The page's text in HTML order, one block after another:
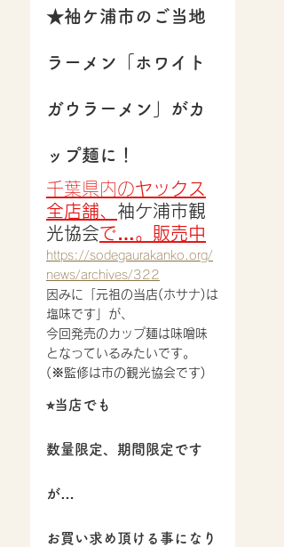
★袖ケ浦市のご当地
ラーメン「ホワイト
ガウラーメン」がカ
ップ麺に！
千葉県内のヤックス
全店舗、 袖ケ浦市観
光協会で…。販売中
https://sodegaurakanko.org/
news/archives/322
因みに「元祖の当店(ホサナ)は
塩味です」が、
今回発売のカップ麺は味噌味
となっているみたいです。
(※監修は市の観光協会です)
⭐︎当店でも
数量限定、期間限定です
が…
お買い求め頂ける事になり